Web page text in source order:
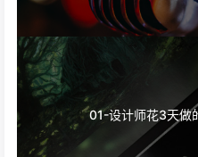
01-设计师花3天做